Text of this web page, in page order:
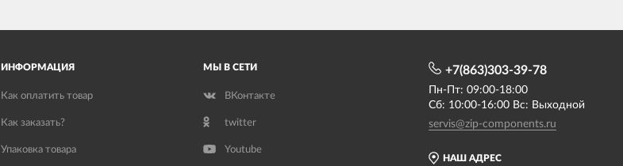
ИНФОРМАЦИЯ
Как оплатить товар
Как заказать?
Упаковка товара
МЫ В СЕТИ
ВКонтакте
twitter
Youtube
НАШ АДРЕС
+7(863)303-39-78
Пн-Пт: 09:00-18:00
Сб: 10:00-16:00 Вс: Выходной
servis@zip-components.ru